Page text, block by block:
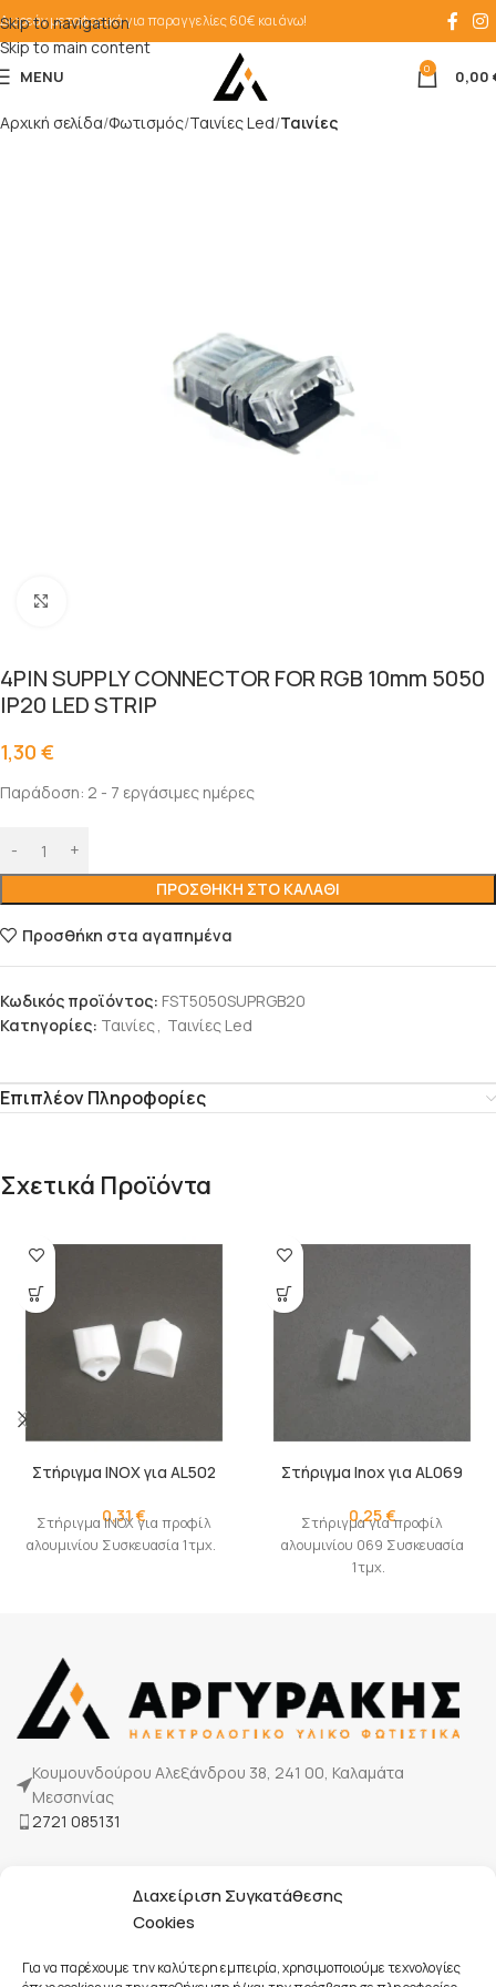
Διαχείριση Συγκατάθεσης
Cookies
Για να παρέχουμε την καλύτερη εμπειρία, χρησιμοποιούμε τεχνολογίες
Skip to navigation
Skip to main content
Δωρεάν μεταφορικά για παραγγελίες 60€ και άνω!
MENU 0 0,00
Αρχική σελίδα Φωτισμός Ταινίες Led Ταινίες
4PIN SUPPLY CONNECTOR FOR RGB 10mm 5050
IP20 LED STRIP
1,30 €
Παράδοση: 2 - 7 εργάσιμες ημέρες
ΠΡΟΣΘΉΚΗ ΣΤΟ ΚΑΛΆΘΙ
Προσθήκη στα αγαπημένα
Κωδικός προϊόντος: FST5050SUPRGB20
Κατηγορίες: Ταινίες, Ταινίες Led
Επιπλέον Πληροφορίες
Σχετικά Προϊόντα
Στήριγμα ΙΝΟX για AL502
0,31€
Στήριγμα INOX για προφίλ
αλουμινίου Συσκευασία 1τμχ.
Στήριγμα Inox για AL069
0,25€
Στήριγμα για προφίλ
αλουμινίου 069 Συσκευασία
1τμχ.
Κουμουνδούρου Αλεξάνδρου 38, 241 00, Καλαμάτα
Μεσσηνίας
2721 085131
Τρόποι πληρωμής